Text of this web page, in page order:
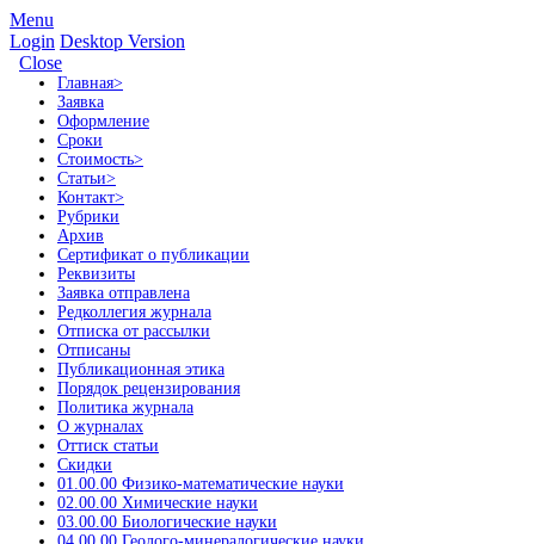
Menu
Login Desktop Version
Close
Главная>
Заявка
Оформление
Сроки
Стоимость>
Статьи>
Контакт>
Рубрики
Архив
Сертификат о публикации
Реквизиты
Заявка отправлена
Редколлегия журнала
Отписка от рассылки
Отписаны
Публикационная этика
Порядок рецензирования
Политика журнала
О журналах
Оттиск статьи
Скидки
01.00.00 Физико-математические науки
02.00.00 Химические науки
03.00.00 Биологические науки